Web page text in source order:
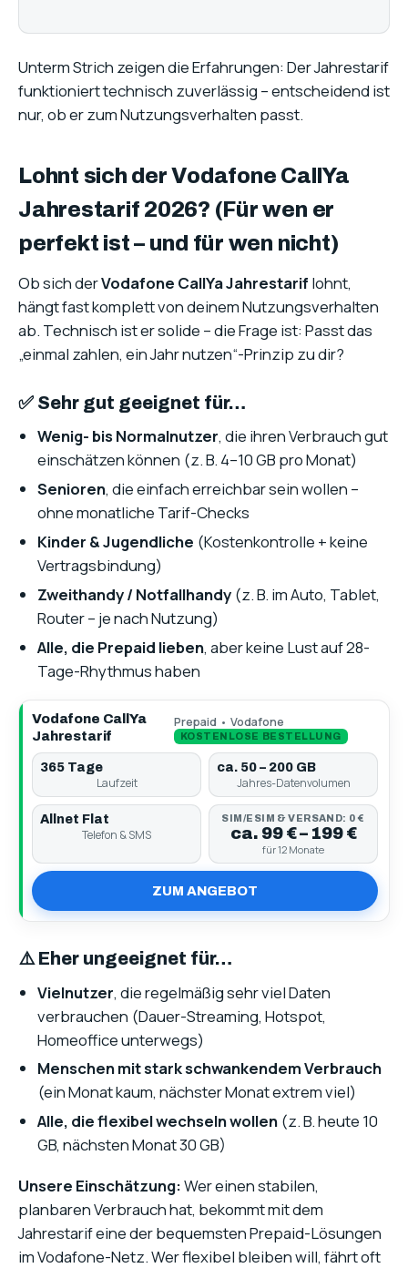
Unterm Strich zeigen die Erfahrungen: Der Jahrestarif
funktioniert technisch zuverlässig – entscheidend ist
nur, ob er zum Nutzungsverhalten passt.
Lohnt sich der Vodafone CallYa
Jahrestarif 2026? (Für wen er
perfekt ist – und für wen nicht)
Ob sich derVodafone CallYa Jahrestarif lohnt,
hängt fast komplett von deinem Nutzungsverhalten
ab. Technisch ist er solide – die Frage ist: Passt das
„einmal zahlen, ein Jahr nutzen“-Prinzip zu dir?
✅ Sehr gut geeignet für…
Wenig- bis Normalnutzer, die ihren Verbrauch gut
einschätzen können (z. B. 4–10 GB pro Monat)
Senioren, die einfach erreichbar sein wollen –
ohne monatliche Tarif-Checks
Kinder & Jugendliche (Kostenkontrolle + keine
Vertragsbindung)
Zweithandy / Notfallhandy (z. B. im Auto, Tablet,
Router – je nach Nutzung)
Alle, die Prepaid lieben, aber keine Lust auf 28-
Tage-Rhythmus haben
Vodafone CallYa
Jahrestarif
Prepaid • Vodafone
KOSTENLOSE BESTELLUNG
365 Tage
Laufzeit
ca. 50 – 200 GB
Jahres-Datenvolumen
Allnet Flat
Telefon & SMS
SIM/ESIM & VERSAND: 0 €
ca. 99 € – 199 €
für 12 Monate
ZUM ANGEBOT
⚠️ Eher ungeeignet für…
Vielnutzer, die regelmäßig sehr viel Daten
verbrauchen (Dauer-Streaming, Hotspot,
Homeoffice unterwegs)
Menschen mit stark schwankendem Verbrauch
(ein Monat kaum, nächster Monat extrem viel)
Alle, die flexibel wechseln wollen (z. B. heute 10
GB, nächsten Monat 30 GB)
Unsere Einschätzung:Wer einen stabilen,
planbaren Verbrauch hat, bekommt mit dem
Jahrestarif eine der bequemsten Prepaid-Lösungen
im Vodafone-Netz. Wer flexibel bleiben will, fährt oft